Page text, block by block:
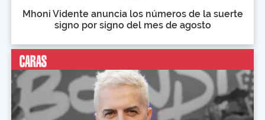
Mhoni Vidente anuncia los números de la suerte
signo por signo del mes de agosto